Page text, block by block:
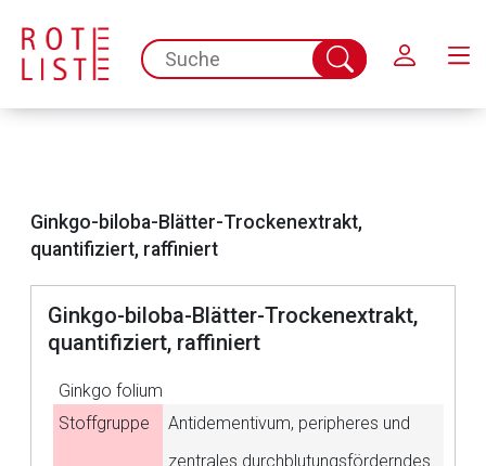
spc.search.input.placeholder
Suche
abschicken
Ginkgo-biloba-Blätter-Trockenextrakt,
quantifiziert, raffiniert
Ginkgo-biloba-Blätter-Trockenextrakt,
quantifiziert, raffiniert
Ginkgo folium
Stoffgruppe
Antidementivum, peripheres und
zentrales durchblutungsförderndes